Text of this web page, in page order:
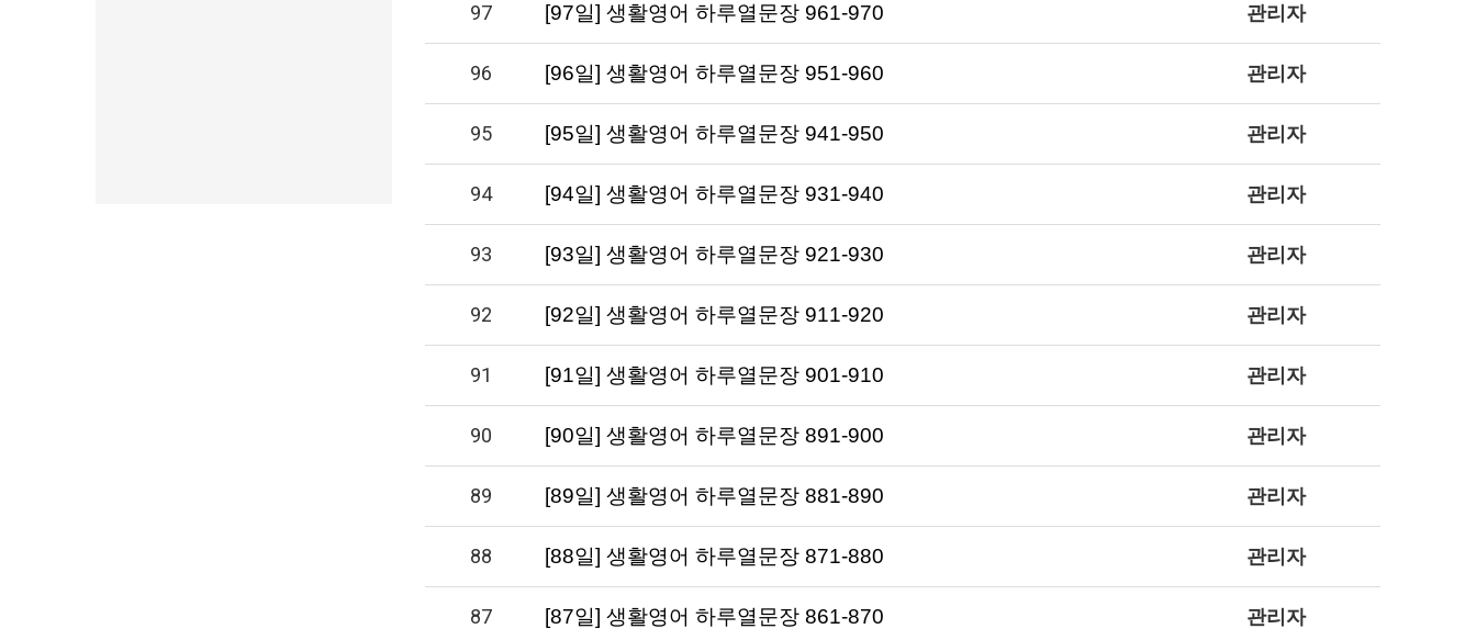
97 [97일] 생활영어 하루열문장 961-970 관리자
96 [96일] 생활영어 하루열문장 951-960 관리자
95 [95일] 생활영어 하루열문장 941-950 관리자
94 [94일] 생활영어 하루열문장 931-940 관리자
93 [93일] 생활영어 하루열문장 921-930 관리자
92 [92일] 생활영어 하루열문장 911-920 관리자
91 [91일] 생활영어 하루열문장 901-910 관리자
90 [90일] 생활영어 하루열문장 891-900 관리자
89 [89일] 생활영어 하루열문장 881-890 관리자
88 [88일] 생활영어 하루열문장 871-880 관리자
87 [87일] 생활영어 하루열문장 861-870 관리자